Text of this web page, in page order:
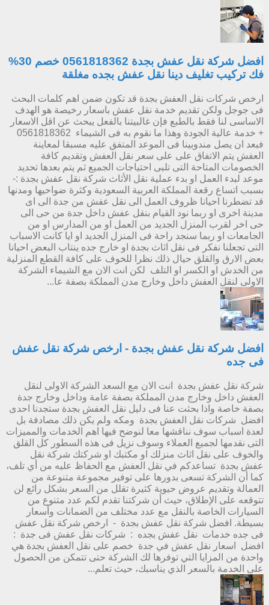
افضل شركة نقل عفش بجدة 0561818362 خصم 30%
فك تركيب تغليف دينا نقل عفش بجده مغلقة
ارخص شركات نقل العفش بجدة قد تكون ضمن اهم كلمات البحث
فى جوجل ولكن تقديم خدمة نقل عفش باسعار رخيصة هو الهدف
الاساسى لنا فقط بالطبع فإن غالبيتنا بالفعل يبحث عن اقل الاسعار
+ خدمة عالية الجودة وهذا ما نقوم به فى الشيماء 0561818362
فبعد ان يصل مندوبينا فى الموعد المتفق عليه مسبقا لمعاينة
العفش يتم الاتفاق على على سعر نقل العفش وتقديم كافة
الخصومات المتاحة التى تلبى احتياجات الجميع ثم يتم بعدها تحديد
موعد لبدء العمل او بدء عملية نقل الأثاث شركة نقل عفش بجدة :-
بسبب اتساع رقعة المملكة العربية السعودية وكثرة ضواحيها ومدنها
قد تضطرنا احيانا ظروف العمل الى نقل عفش من جدة الى اى
مدينة اخرى او ربما نود القيام بنقل عفش داخل جدة من حى الى
حى اخر لقرب المنزل الجديد من العمل او من المدارس او من
الجامعات او ربما سنجد راحة فى المنزل الجديد او ايا كانت الاسباب
التى تجعلنا نفكر فى نقل اثاث بجدة او خارج جده ينتاب البعض احيانا
بعض الارق والقلق حيال ذلك نظرا للخوف على كافة القطع المنزلية
من الخدش او الكسر او التلف لكن انت الان مع الشيماء الشركة
الاولى لنقل العفش داخل وخارج مدن المملكة بصفة عا...
افضل شركة نقل عفش بجدة - ارخص شركة نقل عفش
فى جده
شركة نقل عفش بجدة انت الان مع السعد الشركة الاولى لنقل
العفش داخل وخارج مدن المملكة بصفة عامة وداخل وخارج جدة
بصفة خاصة واذا بحثت عنا فى دليل نقل العفش بجدة ستجدنا احدى
افضل شركات نقل العفش بجدة ومكه ولم يكن ذلك مصادفة بل
لعدة اسباب سوف نناقشها معا لنوضح فيها اهم الخدمات والمميزات
التى نقدمها لجميع العملاء وسوف نزيل فى هذه السطور كل القلق
والخوف على نقل اثاث منزلك او مكتبك او شركتك شركة نقل
عفش بجدة تساعدكم في نقل العفش مع الحفاظ عليه من أي تلف،
كما أن الشركة تسعى بدورها على توفير مجموعة متنوعة من
العمالة وتقديم عروض حيوية كثيرة تقلل من السعر بشكل رائع لن
تتوقعه على الإطلاق، حيث أن شركتنا تقدم لكم عدد متنوع من
السيارات الخاصة بالنقل مع عدد مختلف من الضمانات وأسعار
بسيطة. افضل شركة نقل عفش بجدة - ارخص شركة نقل عفش
فى جده خدمات نقل عفش بجده : شركات نقل عفش فى جدة :
افضل اسعار نقل عفش في جدة خصم على نقل العفش بجدة هي
واحدة من المزايا التي توفرها لك الشركة حتى تتمكن من الحصول
على الخدمة بالسعر الذي يناسبك، حيث تعلم...